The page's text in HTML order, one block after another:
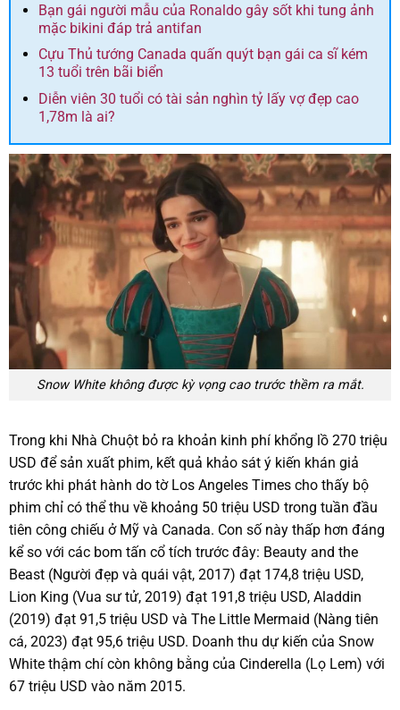
Bạn gái người mẫu của Ronaldo gây sốt khi tung ảnh
mặc bikini đáp trả antifan
Cựu Thủ tướng Canada quấn quýt bạn gái ca sĩ kém
13 tuổi trên bãi biển
Diễn viên 30 tuổi có tài sản nghìn tỷ lấy vợ đẹp cao
1,78m là ai?
Snow White không được kỳ vọng cao trước thềm ra mắt.
Trong khi Nhà Chuột bỏ ra khoản kinh phí khổng lồ 270 triệu
USD để sản xuất phim, kết quả khảo sát ý kiến khán giả
trước khi phát hành do tờ Los Angeles Times cho thấy bộ
phim chỉ có thể thu về khoảng 50 triệu USD trong tuần đầu
tiên công chiếu ở Mỹ và Canada. Con số này thấp hơn đáng
kể so với các bom tấn cổ tích trước đây: Beauty and the
Beast (Người đẹp và quái vật, 2017) đạt 174,8 triệu USD,
Lion King (Vua sư tử, 2019) đạt 191,8 triệu USD, Aladdin
(2019) đạt 91,5 triệu USD và The Little Mermaid (Nàng tiên
cá, 2023) đạt 95,6 triệu USD. Doanh thu dự kiến của Snow
White thậm chí còn không bằng của Cinderella (Lọ Lem) với
67 triệu USD vào năm 2015.